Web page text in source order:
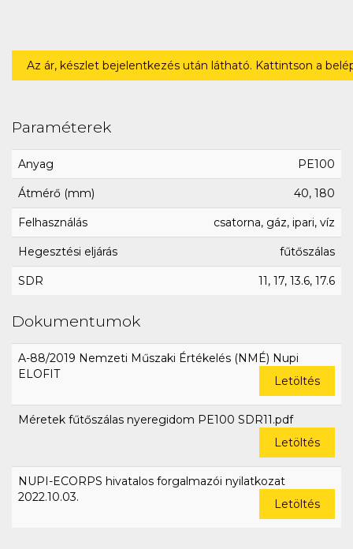
Az ár, készlet bejelentkezés után látható. Kattintson a
Paraméterek
Anyag PE100
Átmérő (mm) 40, 180
Felhasználás csatorna, gáz, ipari, víz
Hegesztési eljárás fűtőszálas
SDR 11, 17, 13.6, 17.6
Dokumentumok
A-88/2019 Nemzeti Műszaki Értékelés (NMÉ) Nupi
ELOFIT
Letöltés
Méretek fűtőszálas nyeregidom PE100 SDR11.pdf
Letöltés
NUPI-ECORPS hivatalos forgalmazói nyilatkozat
2022.10.03.
Letöltés